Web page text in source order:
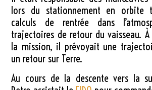
lors du stationnement en orbite
calculs de rentrée dans
trajectoires de retour du vaisseau.
la mission, il prévoyait une
un retour sur Terre.
Au cours de la descente vers la